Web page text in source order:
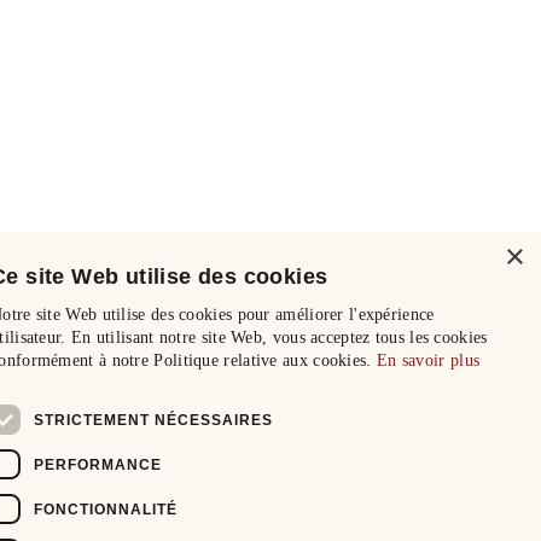
×
site Web utilise des cookies
site Web utilise des cookies pour améliorer l'expérience
En utilisant notre site Web, vous acceptez tous les cookies
à notre Politique relative aux cookies. En savoir plus
STRICTEMENT NÉCESSAIRES
PERFORMANCE
FONCTIONNALITÉ